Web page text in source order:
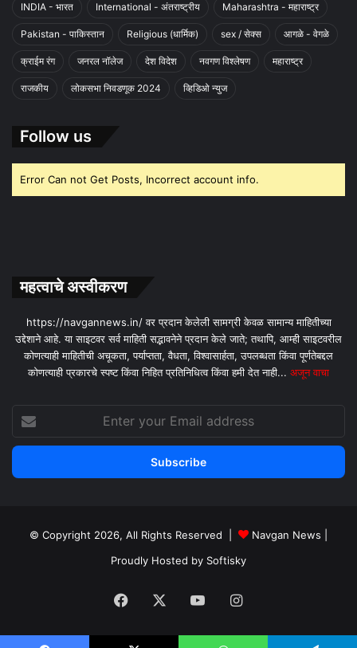
INDIA - भारत International - अंतराष्ट्रीय Maharashtra - महाराष्ट्र
Pakistan - पाकिस्तान Religious (धार्मिक) sex / सेक्स आगळे - वेगळे
क्राईम रंग जनरल नॉलेज देश विदेश नवगण विश्लेषण महाराष्ट्र
राजकीय लोकसभा निवडणूक 2024 व्हिडिओ न्युज
Follow us
Error Can not Get Posts, Incorrect account info.
महत्वाचे अस्वीकरण
https://navgannews.in/ वर प्रदान केलेली सामग्री केवळ सामान्य माहितीच्या
उद्देशाने आहे. या साइटवर सर्व माहिती सद्भावनेने प्रदान केले जाते; तथापि, आम्ही साइटवरील
कोणत्याही माहितीची अचूकता, पर्याप्तता, वैधता, विश्वासार्हता, उपलब्धता किंवा पूर्णतेबद्दल
कोणत्याही प्रकारचे स्पष्ट किंवा निहित प्रतिनिधित्व किंवा हमी देत ​​नाही... अजून वाचा
your
Email
© Copyright 2026, All Rights Reserved | Navgan News
Proudly Hosted by Softisky
Facebook YouTubeInstagram